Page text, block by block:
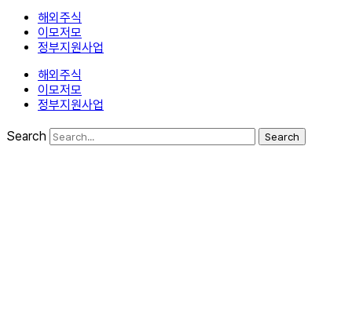
해외주식
이모저모
정부지원사업
해외주식
이모저모
정부지원사업
Search Search